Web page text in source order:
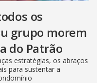
os
grupo morem
do Patrão
estratégias, os abraços
para sustentar a